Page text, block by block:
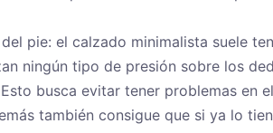
pie: el calzado minimalista suele
ningún tipo de presión sobre los
busca evitar tener problemas en
también consigue que si ya lo